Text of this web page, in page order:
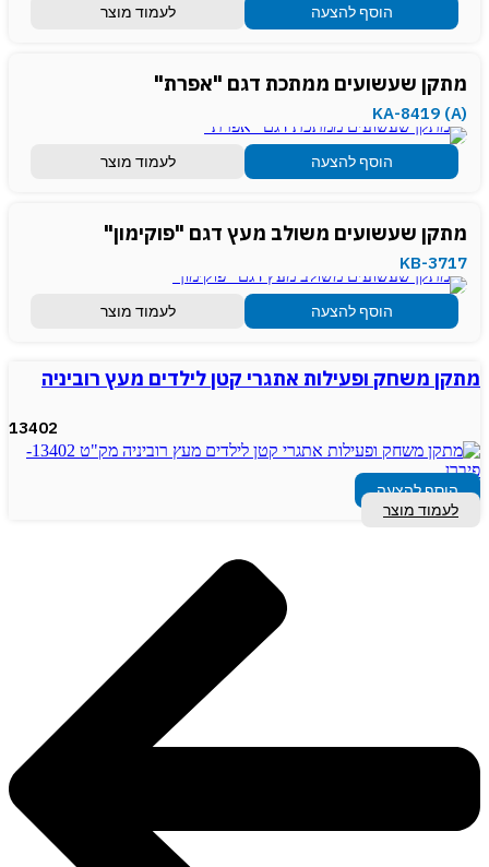
הוסף להצעה לעמוד מוצר
מתקן שעשועים ממתכת דגם "אפרת"
(KA-8419 (A
הוסף להצעה לעמוד מוצר
מתקן שעשועים משולב מעץ דגם "פוקימון"
KB-3717
הוסף להצעה לעמוד מוצר
מתקן משחק ופעילות אתגרי קטן לילדים מעץ רוביניה
13402
הוסף להצעה
לעמוד מוצר